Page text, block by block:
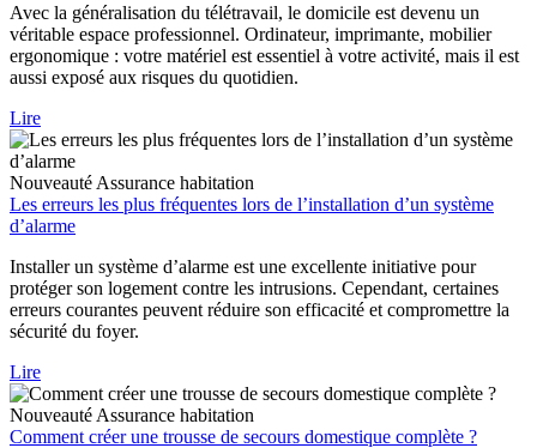
Avec la généralisation du télétravail, le domicile est devenu un
véritable espace professionnel. Ordinateur, imprimante, mobilier
ergonomique : votre matériel est essentiel à votre activité, mais il est
aussi exposé aux risques du quotidien.
Lire
Nouveauté Assurance habitation
Les erreurs les plus fréquentes lors de l’installation d’un système
d’alarme
Installer un système d’alarme est une excellente initiative pour
protéger son logement contre les intrusions. Cependant, certaines
erreurs courantes peuvent réduire son efficacité et compromettre la
sécurité du foyer.
Lire
Nouveauté Assurance habitation
Comment créer une trousse de secours domestique complète ?